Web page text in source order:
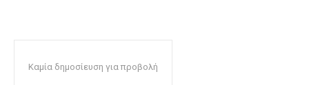
Καμία δημοσίευση για προβολή